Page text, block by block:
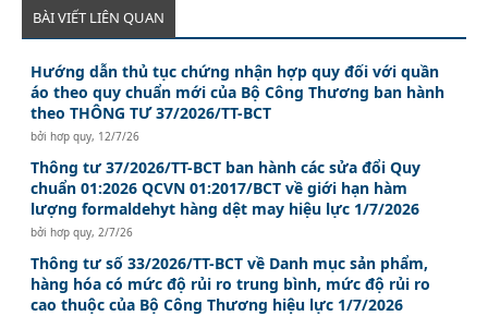
BÀI VIẾT LIÊN QUAN
Hướng dẫn thủ tục chứng nhận hợp quy đối với quần
áo theo quy chuẩn mới của Bộ Công Thương ban hành
theo THÔNG TƯ 37/2026/TT-BCT
bởihơp quy, 12/7/26
Thông tư 37/2026/TT-BCT ban hành các sửa đổi Quy
chuẩn 01:2026 QCVN 01:2017/BCT về giới hạn hàm
lượng formaldehyt hàng dệt may hiệu lực 1/7/2026
bởihơp quy, 2/7/26
Thông tư số 33/2026/TT-BCT về Danh mục sản phẩm,
hàng hóa có mức độ rủi ro trung bình, mức độ rủi ro
cao thuộc của Bộ Công Thương hiệu lực 1/7/2026